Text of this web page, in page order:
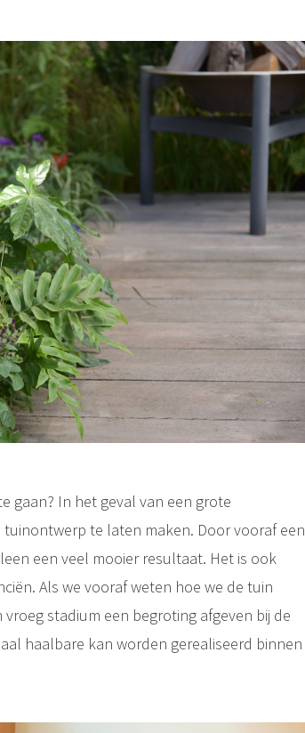
gaan? In het geval van een grote
te laten maken. Door vooraf een
een veel mooier resultaat. Het is ook
Als we vooraf weten hoe we de tuin
stadium een begroting afgeven bij de
haalbare kan worden gerealiseerd binnen